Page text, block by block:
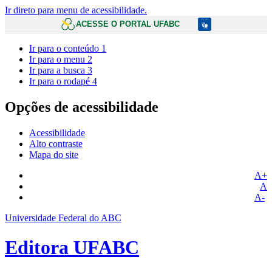
Ir direto para menu de acessibilidade.
ACESSE O PORTAL UFABC
Ir para o conteúdo 1
Ir para o menu 2
Ir para a busca 3
Ir para o rodapé 4
Opções de acessibilidade
Acessibilidade
Alto contraste
Mapa do site
A+
A
A-
Universidade Federal do ABC
Editora UFABC